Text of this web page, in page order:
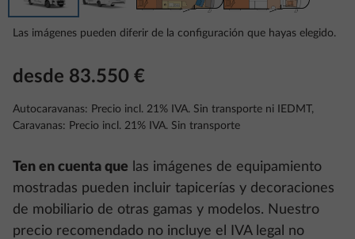
Las imágenes pueden diferir de la configuración que hayas elegido.
desde 83.550 €
Autocaravanas: Precio incl. 21% IVA. Sin transporte ni IEDMT,
Caravanas: Precio incl. 21% IVA. Sin transporte
Ten en cuenta que las imágenes de equipamiento
mostradas pueden incluir tapicerías y decoraciones
de mobiliario de otras gamas y modelos. Nuestro
precio recomendado no incluye el IVA legal no